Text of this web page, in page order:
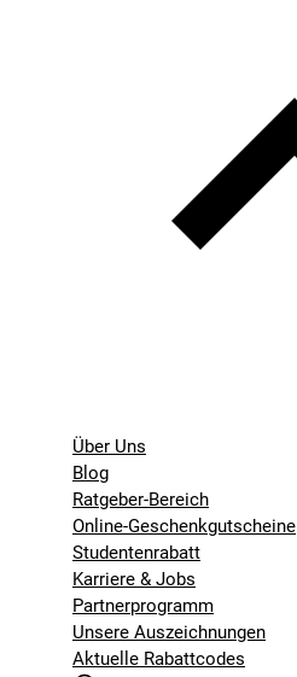
Über Uns
Blog
Ratgeber-Bereich
Online-Geschenkgutscheine
Studentenrabatt
Karriere & Jobs
Partnerprogramm
Unsere Auszeichnungen
Aktuelle Rabattcodes